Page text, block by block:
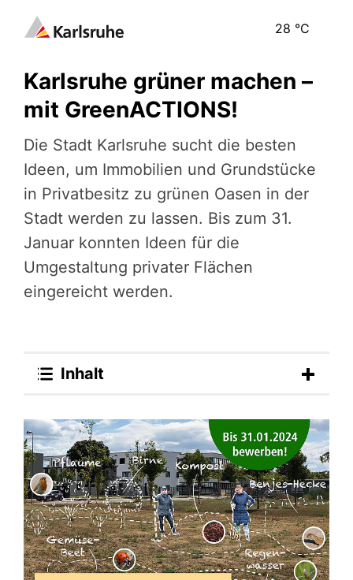
28 °C
Karlsruhe grüner machen –
mit GreenACTIONS!
Die Stadt Karlsruhe sucht die besten
Ideen, um Immobilien und Grundstücke
in Privatbesitz zu grünen Oasen in der
Stadt werden zu lassen. Bis zum 31.
Januar konnten Ideen für die
Umgestaltung privater Flächen
eingereicht werden.
Inhalt